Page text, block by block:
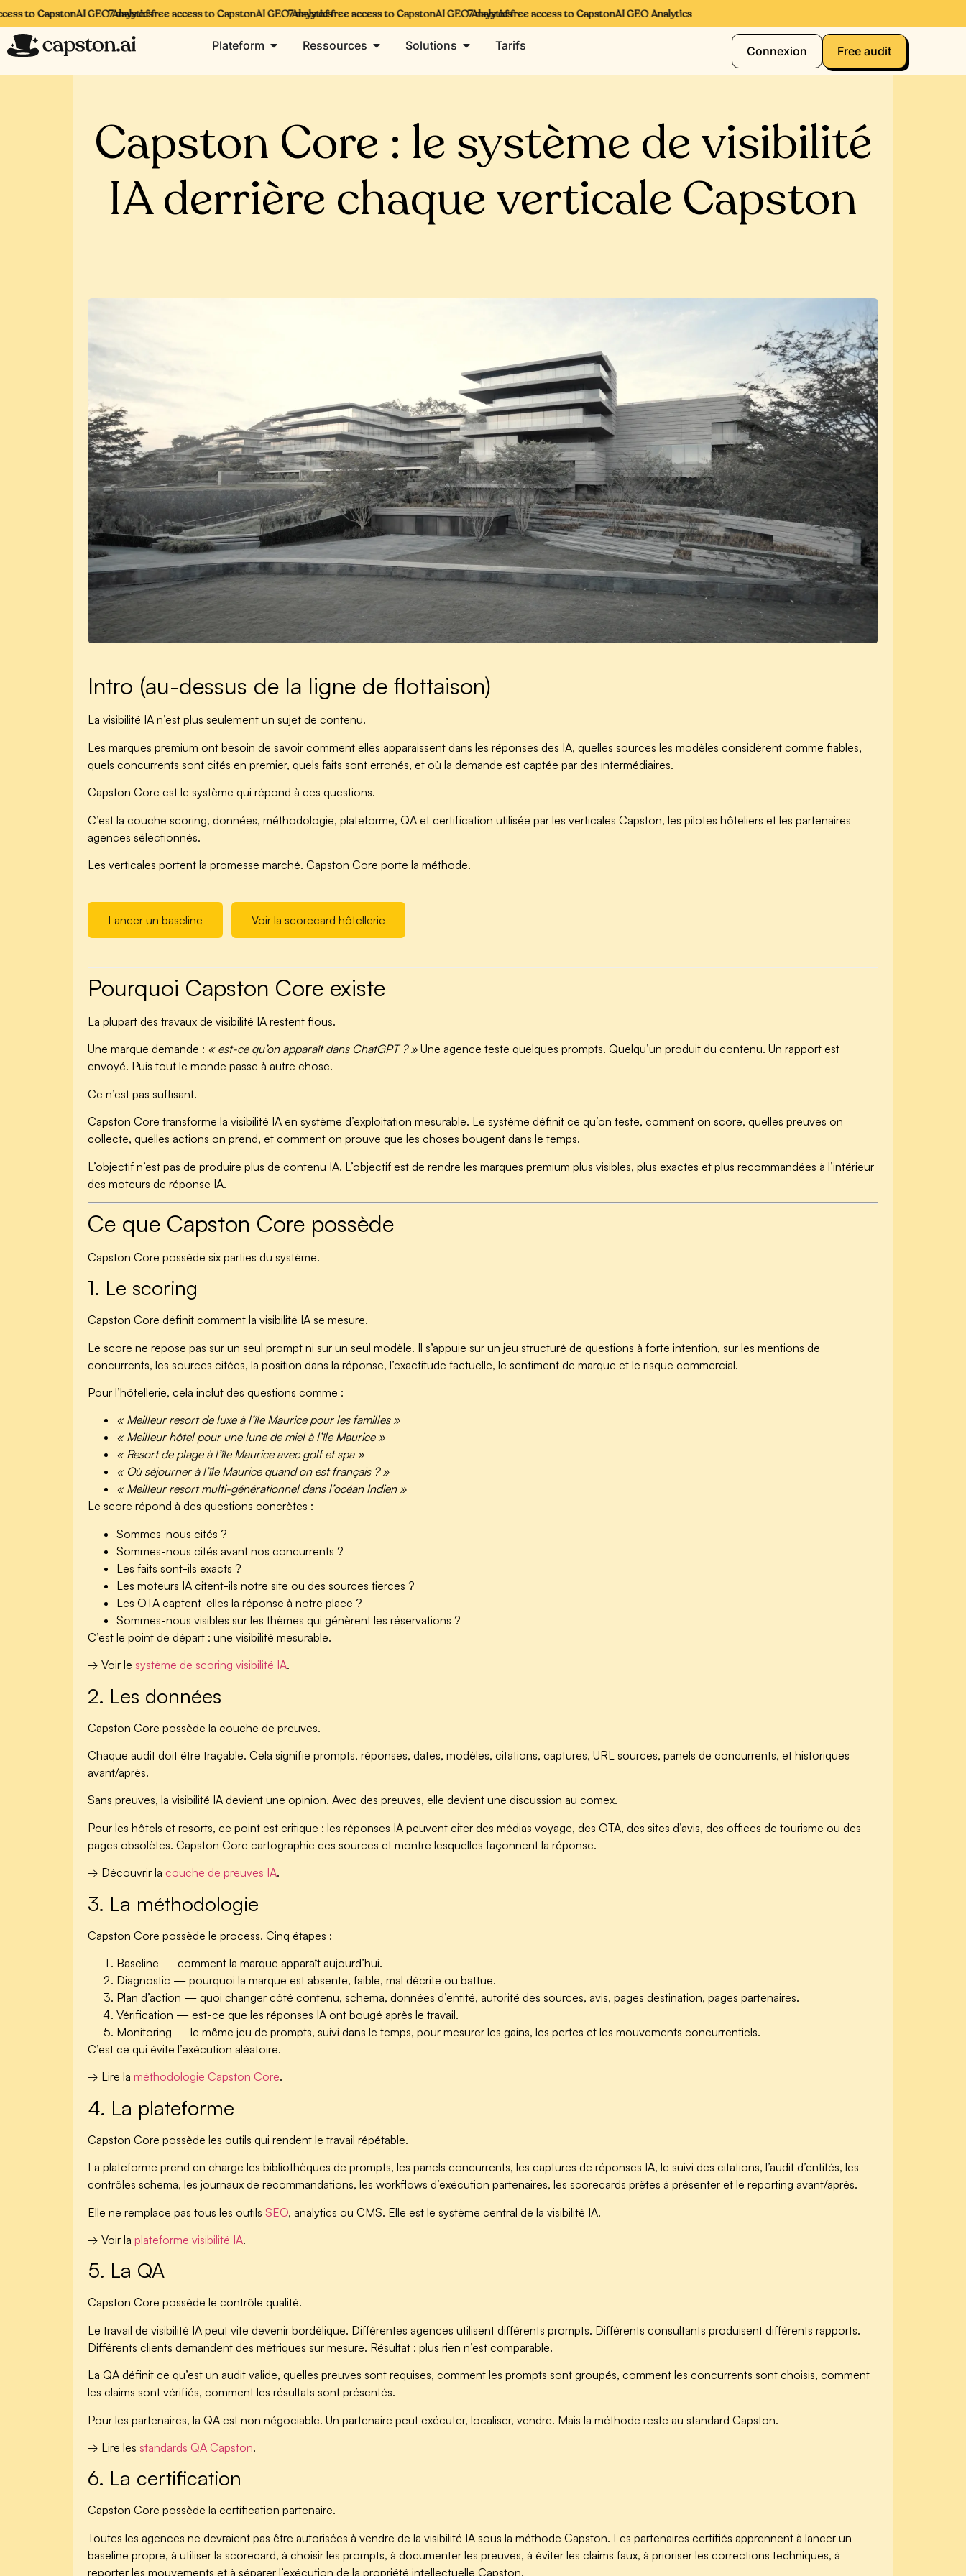
to CapstonAI GEO Analytics7 days of free access to CapstonAI GEO Analytics7 days of free access to CapstonAI GEO Analytics7 days of free access to CapstonAI GEO Analytics
Plateform Ressources Solutions Tarifs Connexion Free audit
Capston Core : le système de visibilité
IA derrière chaque verticale Capston
Intro (au-dessus de la ligne de flottaison)
La visibilité IA n’est plus seulement un sujet de contenu.
Les marques premium ont besoin de savoir comment elles apparaissent dans les réponses des IA, quelles sources les modèles considèrent comme fiables,
quels concurrents sont cités en premier, quels faits sont erronés, et où la demande est captée par des intermédiaires.
Capston Core est le système qui répond à ces questions.
C’est la couche scoring, données, méthodologie, plateforme, QA et certification utilisée par les verticales Capston, les pilotes hôteliers et les partenaires
agences sélectionnés.
Les verticales portent la promesse marché. Capston Core porte la méthode.
Lancer un baseline Voir la scorecard hôtellerie
Pourquoi Capston Core existe
La plupart des travaux de visibilité IA restent flous.
Une marque demande : « est-ce qu’on apparaît dans ChatGPT ? » Une agence teste quelques prompts. Quelqu’un produit du contenu. Un rapport est
envoyé. Puis tout le monde passe à autre chose.
Ce n’est pas suffisant.
Capston Core transforme la visibilité IA en système d’exploitation mesurable. Le système définit ce qu’on teste, comment on score, quelles preuves on
collecte, quelles actions on prend, et comment on prouve que les choses bougent dans le temps.
L’objectif n’est pas de produire plus de contenu IA. L’objectif est de rendre les marques premium plus visibles, plus exactes et plus recommandées à l’intérieur
des moteurs de réponse IA.
Ce que Capston Core possède
Capston Core possède six parties du système.
1. Le scoring
Capston Core définit comment la visibilité IA se mesure.
Le score ne repose pas sur un seul prompt ni sur un seul modèle. Il s’appuie sur un jeu structuré de questions à forte intention, sur les mentions de
concurrents, les sources citées, la position dans la réponse, l’exactitude factuelle, le sentiment de marque et le risque commercial.
Pour l’hôtellerie, cela inclut des questions comme :
« Meilleur resort de luxe à l’île Maurice pour les familles »
« Meilleur hôtel pour une lune de miel à l’île Maurice »
« Resort de plage à l’île Maurice avec golf et spa »
« Où séjourner à l’île Maurice quand on est français ? »
« Meilleur resort multi-générationnel dans l’océan Indien »
Le score répond à des questions concrètes :
Sommes-nous cités ?
Sommes-nous cités avant nos concurrents ?
Les faits sont-ils exacts ?
Les moteurs IA citent-ils notre site ou des sources tierces ?
Les OTA captent-elles la réponse à notre place ?
Sommes-nous visibles sur les thèmes qui génèrent les réservations ?
C’est le point de départ : une visibilité mesurable.
→ Voir le système de scoring visibilité IA.
2. Les données
Capston Core possède la couche de preuves.
Chaque audit doit être traçable. Cela signifie prompts, réponses, dates, modèles, citations, captures, URL sources, panels de concurrents, et historiques
avant/après.
Sans preuves, la visibilité IA devient une opinion. Avec des preuves, elle devient une discussion au comex.
Pour les hôtels et resorts, ce point est critique : les réponses IA peuvent citer des médias voyage, des OTA, des sites d’avis, des offices de tourisme ou des
pages obsolètes. Capston Core cartographie ces sources et montre lesquelles façonnent la réponse.
→ Découvrir la couche de preuves IA.
3. La méthodologie
Capston Core possède le process. Cinq étapes :
Baseline — comment la marque apparaît aujourd’hui.
Diagnostic — pourquoi la marque est absente, faible, mal décrite ou battue.
Plan d’action — quoi changer côté contenu, schema, données d’entité, autorité des sources, avis, pages destination, pages partenaires.
Vérification — est-ce que les réponses IA ont bougé après le travail.
Monitoring — le même jeu de prompts, suivi dans le temps, pour mesurer les gains, les pertes et les mouvements concurrentiels.
C’est ce qui évite l’exécution aléatoire.
→ Lire la méthodologie Capston Core.
4. La plateforme
Capston Core possède les outils qui rendent le travail répétable.
La plateforme prend en charge les bibliothèques de prompts, les panels concurrents, les captures de réponses IA, le suivi des citations, l’audit d’entités, les
contrôles schema, les journaux de recommandations, les workflows d’exécution partenaires, les scorecards prêtes à présenter et le reporting avant/après.
Elle ne remplace pas tous les outils SEO, analytics ou CMS. Elle est le système central de la visibilité IA.
→ Voir la plateforme visibilité IA.
5. La QA
Capston Core possède le contrôle qualité.
Le travail de visibilité IA peut vite devenir bordélique. Différentes agences utilisent différents prompts. Différents consultants produisent différents rapports.
Différents clients demandent des métriques sur mesure. Résultat : plus rien n’est comparable.
La QA définit ce qu’est un audit valide, quelles preuves sont requises, comment les prompts sont groupés, comment les concurrents sont choisis, comment
les claims sont vérifiés, comment les résultats sont présentés.
Pour les partenaires, la QA est non négociable. Un partenaire peut exécuter, localiser, vendre. Mais la méthode reste au standard Capston.
→ Lire les standards QA Capston.
6. La certification
Capston Core possède la certification partenaire.
Toutes les agences ne devraient pas être autorisées à vendre de la visibilité IA sous la méthode Capston. Les partenaires certifiés apprennent à lancer un
baseline propre, à utiliser la scorecard, à choisir les prompts, à documenter les preuves, à éviter les claims faux, à prioriser les corrections techniques, à
reporter les mouvements et à séparer l’exécution de la propriété intellectuelle Capston.